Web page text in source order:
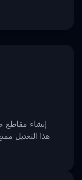
إنشاء مقاطع
هذا التعديل